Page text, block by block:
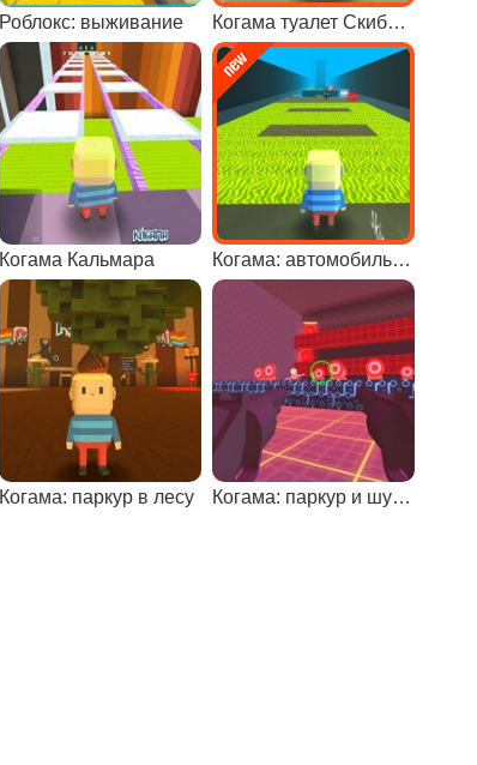
Роблокс: выживание Когама туалет Скибиди
Когама Кальмара Когама: автомобильный паркур
Когама: паркур в лесу Когама: паркур и шутер